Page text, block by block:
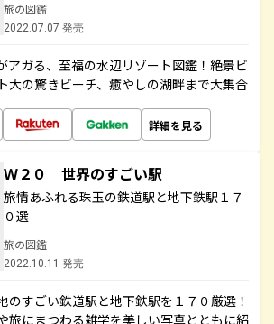
旅の図鑑
2022.07.07 発売
アガる、至福の水辺リゾート図鑑！絶景ビ
大の驚きビーチ、癒やしの湖畔まで大集合
詳細を見る
Ｗ２０ 世界のすごい駅
旅情あふれる珠玉の鉄道駅と地下鉄駅１７
０選
旅の図鑑
2022.10.11 発売
のすごい鉄道駅と地下鉄駅を１７０厳選！
旅にまつわる雑学を美しい写真とともに紹